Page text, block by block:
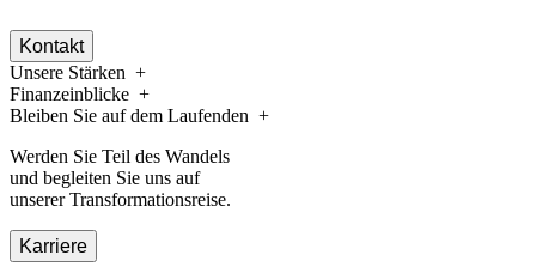
Kontakt
Unsere Stärken
Finanzeinblicke
Bleiben Sie auf dem Laufenden
Werden Sie Teil des Wandels
und begleiten Sie uns auf
unserer Transformationsreise.
Karriere